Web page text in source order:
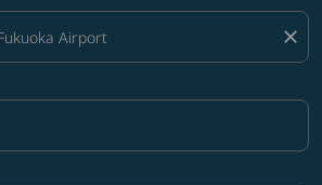
close